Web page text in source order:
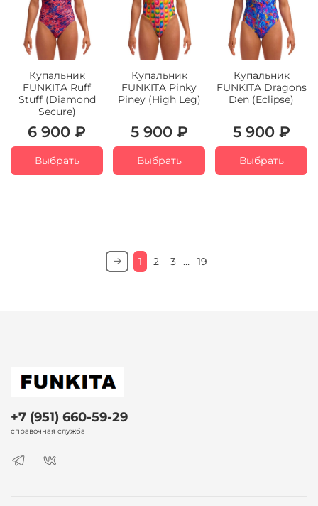
Купальник
FUNKITA Ruff
Stuff (Diamond
Secure)
6 900 ₽
Выбрать
Купальник
FUNKITA Pinky
Piney (High Leg)
5 900 ₽
Выбрать
Купальник
FUNKITA Dragons
Den (Eclipse)
5 900 ₽
Выбрать
1 2 3 … 19
+7 (951) 660-59-29
справочная служба